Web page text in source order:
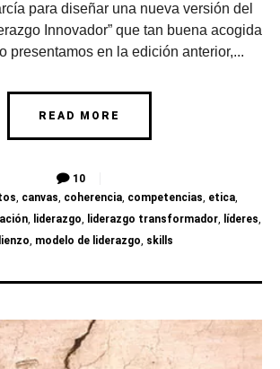
para diseñar una nueva versión del
Innovador” que tan buena acogida
presentamos en la edición anterior,...
READ MORE
10
, canvas, coherencia, competencias, etica,
, liderazgo, liderazgo transformador, líderes,
lienzo, modelo de liderazgo, skills